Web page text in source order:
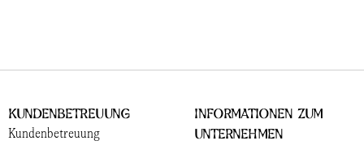
Kundenbetreuung
Kundenbetreuung
Informationen zum
Unternehmen